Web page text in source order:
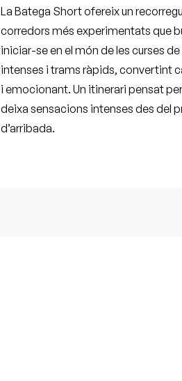
La Batega Short ofereix un
corredors més experimentats que
iniciar-se en el món de les curses
intenses i trams ràpids, convertint
i emocionant. Un itinerari pensat
deixa sensacions intenses des del
d’arribada.